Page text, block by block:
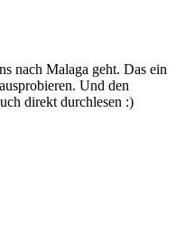
nach Malaga geht. Das ein
Und den
direkt durchlesen :)